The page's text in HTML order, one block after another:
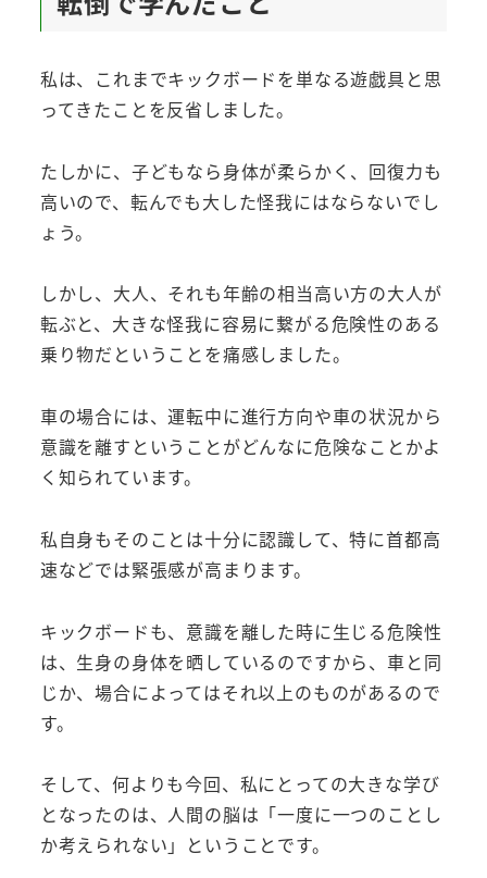
私は、これまでキックボードを単なる遊戯具と思
ってきたことを反省しました。
たしかに、子どもなら身体が柔らかく、回復力も
高いので、転んでも大した怪我にはならないでし
ょう。
しかし、大人、それも年齢の相当高い方の大人が
転ぶと、大きな怪我に容易に繋がる危険性のある
乗り物だということを痛感しました。
車の場合には、運転中に進行方向や車の状況から
意識を離すということがどんなに危険なことかよ
く知られています。
私自身もそのことは十分に認識して、特に首都高
速などでは緊張感が高まります。
キックボードも、意識を離した時に生じる危険性
は、生身の身体を晒しているのですから、車と同
じか、場合によってはそれ以上のものがあるので
す。
そして、何よりも今回、私にとっての大きな学び
となったのは、人間の脳は「一度に一つのことし
か考えられない」ということです。